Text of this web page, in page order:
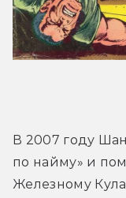
В 2007 году
по найму» и
Железному